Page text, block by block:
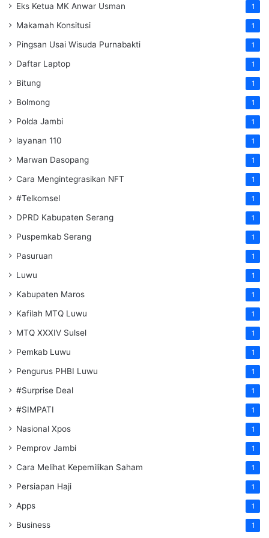
Eks Ketua MK Anwar Usman 1
Makamah Konsitusi 1
Pingsan Usai Wisuda Purnabakti 1
Daftar Laptop 1
Bitung 1
Bolmong 1
Polda Jambi 1
layanan 110 1
Marwan Dasopang 1
Cara Mengintegrasikan NFT 1
#Telkomsel 1
DPRD Kabupaten Serang 1
Puspemkab Serang 1
Pasuruan 1
Luwu 1
Kabupaten Maros 1
Kafilah MTQ Luwu 1
MTQ XXXIV Sulsel 1
Pemkab Luwu 1
Pengurus PHBI Luwu 1
#Surprise Deal 1
#SIMPATI 1
Nasional Xpos 1
Pemprov Jambi 1
Cara Melihat Kepemilikan Saham 1
Persiapan Haji 1
Apps 1
Business 1